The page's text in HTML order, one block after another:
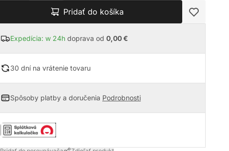
Pridať do košíka
Expedícia: w 24h doprava od 0,00 €
30 dní na vrátenie tovaru
Spôsoby platby a doručenia Podrobnosti